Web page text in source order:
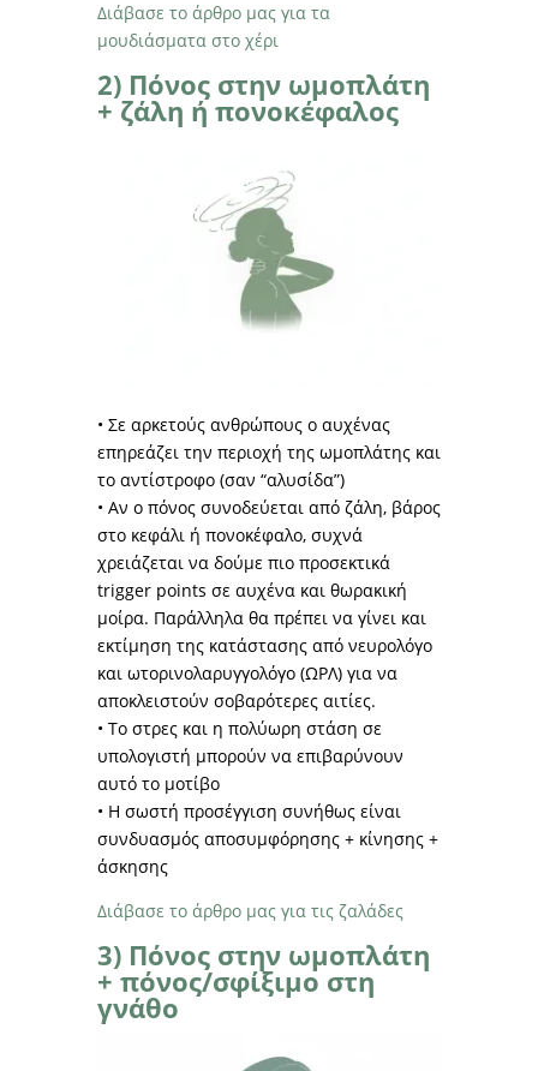
Διάβασε το άρθρο μας για τα
μουδιάσματα στο χέρι
2) Πόνος στην ωμοπλάτη
+ ζάλη ή πονοκέφαλος
• Σε αρκετούς ανθρώπους ο αυχένας
επηρεάζει την περιοχή της ωμοπλάτης και
το αντίστροφο (σαν “αλυσίδα”)
• Αν ο πόνος συνοδεύεται από ζάλη, βάρος
στο κεφάλι ή πονοκέφαλο, συχνά
χρειάζεται να δούμε πιο προσεκτικά
trigger points σε αυχένα και θωρακική
μοίρα. Παράλληλα θα πρέπει να γίνει και
εκτίμηση της κατάστασης από νευρολόγο
και ωτορινολαρυγγολόγο (ΩΡΛ) για να
αποκλειστούν σοβαρότερες αιτίες.
• Το στρες και η πολύωρη στάση σε
υπολογιστή μπορούν να επιβαρύνουν
αυτό το μοτίβο
• Η σωστή προσέγγιση συνήθως είναι
συνδυασμός αποσυμφόρησης + κίνησης +
άσκησης
Διάβασε το άρθρο μας για τις ζαλάδες
3) Πόνος στην ωμοπλάτη
+ πόνος/σφίξιμο στη
γνάθο